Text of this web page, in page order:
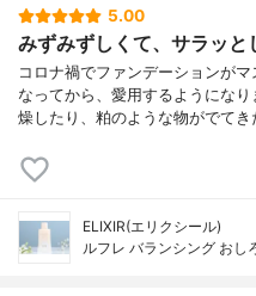
5.00
みずみずしくて、サラッと
コロナ禍でファンデーションが
なってから、愛用するようにな
燥したり、粕のような物がでて
ELIXIR(エリクシール)
ルフレ バランシング おし